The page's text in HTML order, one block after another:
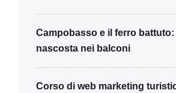
Campobasso e il ferro battuto:
nascosta nei balconi
Corso di web marketing